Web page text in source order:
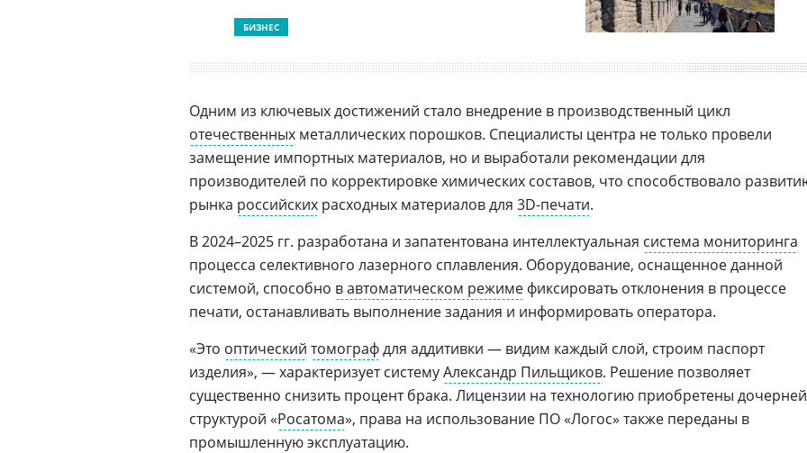
БИЗНЕС
Одним из ключевых достижений стало внедрение в производственный цикл
отечественных металлических порошков. Специалисты центра не только провели
замещение импортных материалов, но и выработали рекомендации для
производителей по корректировке химических составов, что способствовало
рынка российских расходных материалов для 3D-печати.
В 2024–2025 гг. разработана и запатентована интеллектуальная система мониторинга
процесса селективного лазерного сплавления. Оборудование, оснащенное данной
системой, способно в автоматическом режиме фиксировать отклонения в процессе
печати, останавливать выполнение задания и информировать оператора.
«Это оптический томографдля аддитивки — видим каждый слой, строим паспорт
изделия», — характеризует системуАлександр Пильщиков. Решение позволяет
существенно снизить процент брака. Лицензии на технологию приобретены дочерней
структурой «Росатома», права на использование ПО «Логос» также переданы в
промышленную эксплуатацию.